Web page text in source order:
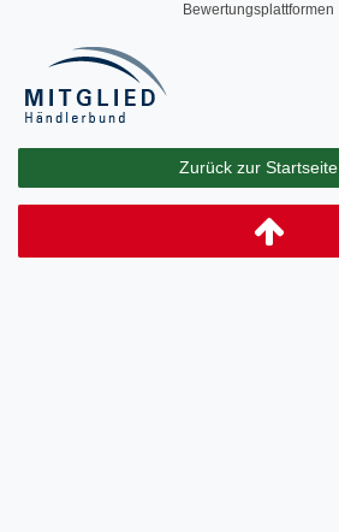
Bewertungsplattformen
Zurück zur Startseite